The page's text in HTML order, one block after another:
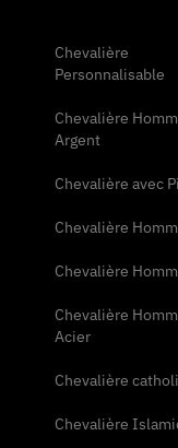
Chevalière
Personnalisable
Chevalière
Argent
Chevalière avec
Chevalière
Chevalière
Chevalière
Acier
Chevalière
Chevalière